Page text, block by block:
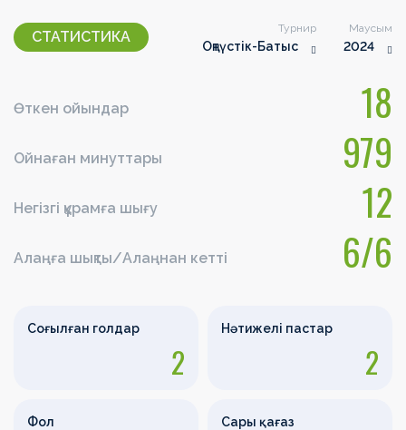
СТАТИСТИКА Турнир
Оңтүстік-Батыс
Маусым
2024
Өткен ойындар 18
Ойнаған минуттары 979
Негізгі құрамға шығу 12
Алаңға шықты/Алаңнан кетті 6/6
Соғылған голдар
2
Нәтижелі пастар
2
Фол Сары қағаз